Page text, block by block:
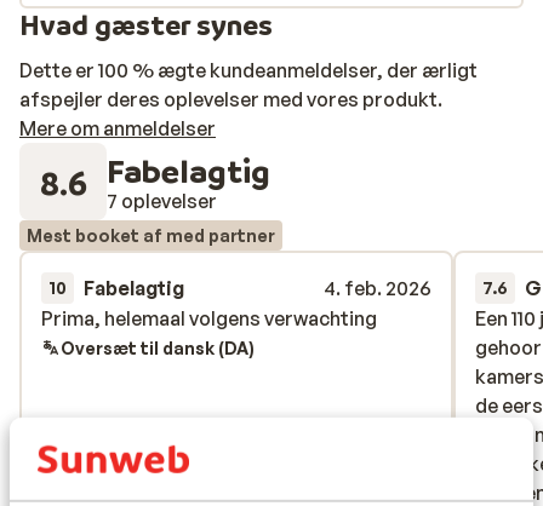
Hvad gæster synes
Dette er 100 % ægte kundeanmeldelser, der ærligt
afspejler deres oplevelser med vores produkt.
Mere om anmeldelser
8.6 Fabelagtig
7 oplevelser
Mest booket af med partner
10 Fabelagtig
4. feb. 2026
Prima, helemaal volgens verwachting
Prima, helemaal volgens verwachting
Oversæt til dansk (DA)
7.6
Een
de
boots
de
Een
de
boots
de